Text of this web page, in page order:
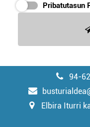
Pribatutasun
94-
Elbira Iturri